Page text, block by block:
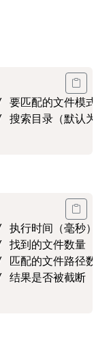
配的文件模式
目录（默认为
行时间（毫秒）
到的文件数量
配的文件路径
是否被截断（